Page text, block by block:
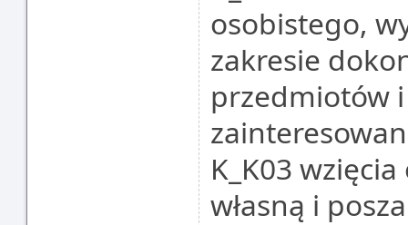
osobistego,
zakresie
przedmiotów
K_K03
własną i